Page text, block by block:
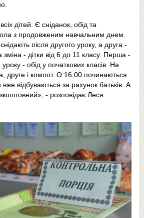
дітей. Є сніданок, обід та
з продовженим навчальним днем.
після другого уроку, а друга -
зміна - дітки від 6 до 11 класу. Перша -
- обід у початкових класів. На
друге і компот. О 16.00 починаються
відбуваються за рахунок батьків. А
- розповідає Леся